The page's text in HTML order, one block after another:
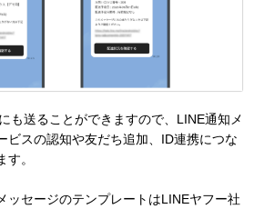
も送ることができますので、LINE通知メ
ビスの認知や友だち追加、ID連携につな
。
ッセージのテンプレートはLINEヤフー社